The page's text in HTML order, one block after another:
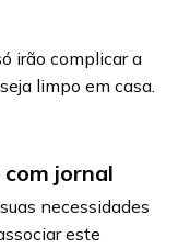
irão complicar a
limpo em casa.
jornal
necessidades
este